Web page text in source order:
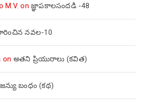
M.V. on జ్ఞాపకాలసందడి -48
నవల-10
on అతని ప్రియురాలు (కవిత)
జన్యు బంధం (కథ)